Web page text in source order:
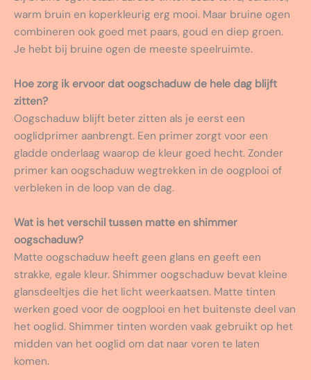
warm bruin en koperkleurig erg mooi. Maar bruine ogen
combineren ook goed met paars, goud en diep groen.
Je hebt bij bruine ogen de meeste speelruimte.
Hoe zorg ik ervoor dat oogschaduw de hele dag blijft
zitten?
Oogschaduw blijft beter zitten als je eerst een
ooglidprimer aanbrengt. Een primer zorgt voor een
gladde onderlaag waarop de kleur goed hecht. Zonder
primer kan oogschaduw wegtrekken in de oogplooi of
verbleken in de loop van de dag.
Wat is het verschil tussen matte en shimmer
oogschaduw?
Matte oogschaduw heeft geen glans en geeft een
strakke, egale kleur. Shimmer oogschaduw bevat kleine
glansdeeltjes die het licht weerkaatsen. Matte tinten
werken goed voor de oogplooi en het buitenste deel van
het ooglid. Shimmer tinten worden vaak gebruikt op het
midden van het ooglid om dat naar voren te laten
komen.